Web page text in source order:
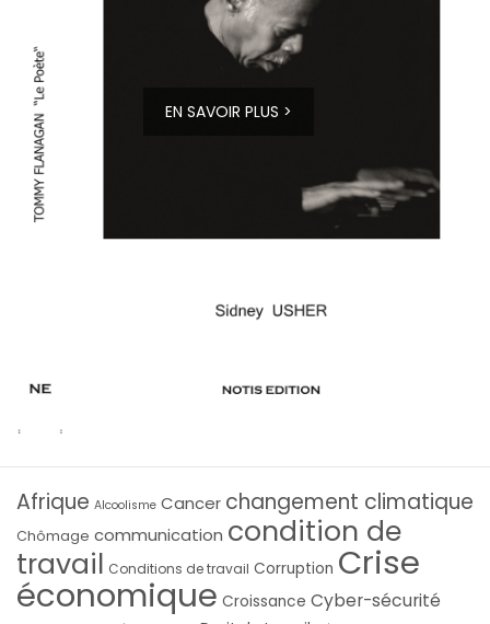
EN SAVOIR PLUS >
Afrique Alcoolisme Cancer changement climatique
Chômage communication condition de
travail Conditions de travail Corruption Crise
économique Croissance Cyber-sécurité